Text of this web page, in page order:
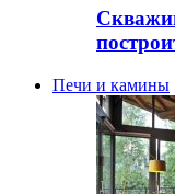
Печи и камины